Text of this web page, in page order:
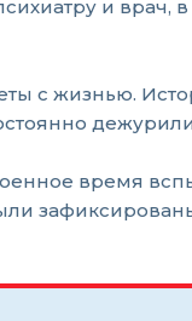
и врач,
с жизнью.
время